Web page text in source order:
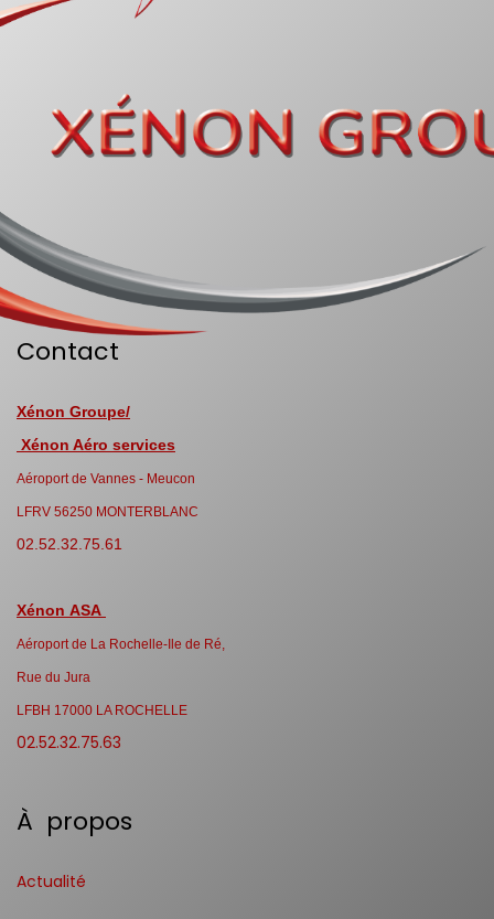
Contact
Xénon Groupe/
Xénon Aéro services
Aéroport de Vannes - Meucon
LFRV 56250 MONTERBLANC
02.52.32.75.61
Xénon ASA
Aéroport de La Rochelle-Ile de Ré,
Rue du Jura
LFBH 17000 LA ROCHELLE
02.52.32.75.63
À propos
Actualité